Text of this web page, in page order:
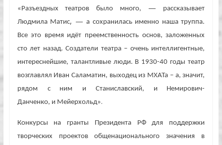
«Разъездных театров было много, —
рассказывает
Людмила Матис, —а сохранилась именно наша труппа.
Все это время идёт преемственность основ, заложенных
сто лет назад. Создатели театра – очень интеллигентные,
интереснейшие, талантливые люди. В 1930-40 годы театр
возглавлял Иван Саламатин, выходец из МХАТа – а, значит,
рядом
с ним и Станиславский, и Немирович-
Данченко, и Мейерхольд».
Конкурсы на гранты Президента РФ для поддержки
творческих проектов общенационального значения в